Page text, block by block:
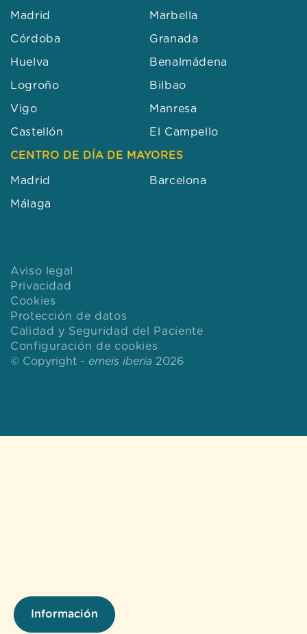
Información
Madrid Marbella
Córdoba Granada
Huelva Benalmádena
Logroño Bilbao
Vigo Manresa
Castellón El Campello
CENTRO DE DÍA DE MAYORES
Madrid Barcelona
Málaga
© Copyright - emeis iberia 2026
Aviso legal
Privacidad
Cookies
Protección de datos
Calidad y Seguridad del Paciente
Configuración de cookies